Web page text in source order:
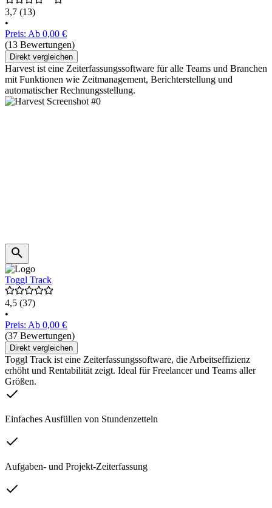
3,7 (13)
•
Preis: Ab 0,00 €
(13 Bewertungen)
Direkt vergleichen
Harvest ist eine Zeiterfassungssoftware für alle Teams und Branchen
mit Funktionen wie Zeitmanagement, Berichterstellung und
automatischer Rechnungsstellung.
Toggl Track
4,5 (37)
•
Preis: Ab 0,00 €
(37 Bewertungen)
Direkt vergleichen
Toggl Track ist eine Zeiterfassungssoftware, die Arbeitseffizienz
erhöht und Rentabilität zeigt. Ideal für Freelancer und Teams aller
Größen.
Einfaches Ausfüllen von Stundenzetteln
Aufgaben- und Projekt-Zeiterfassung